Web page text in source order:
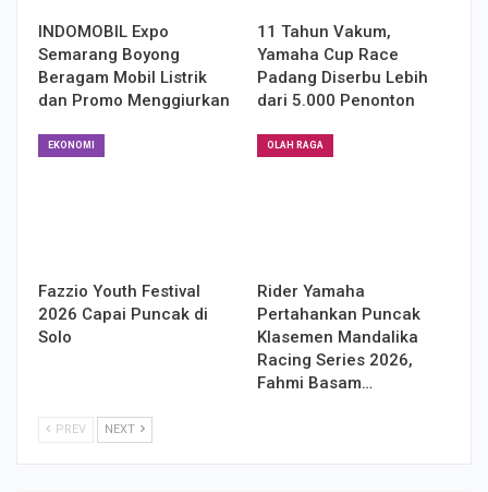
INDOMOBIL Expo
Semarang Boyong
Beragam Mobil Listrik
dan Promo Menggiurkan
11 Tahun Vakum,
Yamaha Cup Race
Padang Diserbu Lebih
dari 5.000 Penonton
EKONOMI
Fazzio Youth Festival
2026 Capai Puncak di
Solo
OLAH RAGA
Rider Yamaha
Pertahankan Puncak
Klasemen Mandalika
Racing Series 2026,
Fahmi Basam…
PREV NEXT